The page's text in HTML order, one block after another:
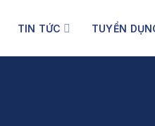
TIN TỨC TUYỂN